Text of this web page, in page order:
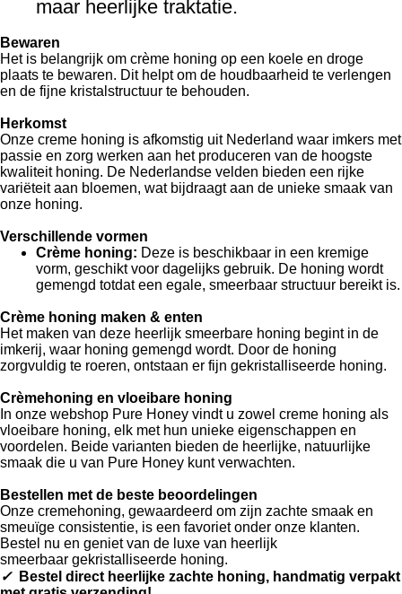
maar heerlijke traktatie.
Bewaren
Het is belangrijk om crème honing op een koele en droge
plaats te bewaren. Dit helpt om de houdbaarheid te verlengen
en de fijne kristalstructuur te behouden.
Herkomst
Onze creme honing is afkomstig uit Nederland waar imkers met
passie en zorg werken aan het produceren van de hoogste
kwaliteit honing. De Nederlandse velden bieden een rijke
variëteit aan bloemen, wat bijdraagt aan de unieke smaak van
onze honing.
Verschillende vormen
Crème honing: Deze is beschikbaar in een kremige
vorm, geschikt voor dagelijks gebruik. De honing wordt
gemengd totdat een egale, smeerbaar structuur bereikt is.
Crème honing maken & enten
Het maken van deze heerlijk smeerbare honing begint in de
imkerij, waar honing gemengd wordt. Door de honing
zorgvuldig te roeren, ontstaan er fijn gekristalliseerde honing.
Crèmehoning en vloeibare honing
In onze webshop Pure Honey vindt u zowel creme honing als
vloeibare honing, elk met hun unieke eigenschappen en
voordelen. Beide varianten bieden de heerlijke, natuurlijke
smaak die u van Pure Honey kunt verwachten.
Bestellen met de beste beoordelingen
Onze cremehoning, gewaardeerd om zijn zachte smaak en
smeuïge consistentie, is een favoriet onder onze klanten.
Bestel nu en geniet van de luxe van heerlijk
smeerbaar gekristalliseerde honing.
✓ Bestel direct heerlijke zachte honing, handmatig verpakt